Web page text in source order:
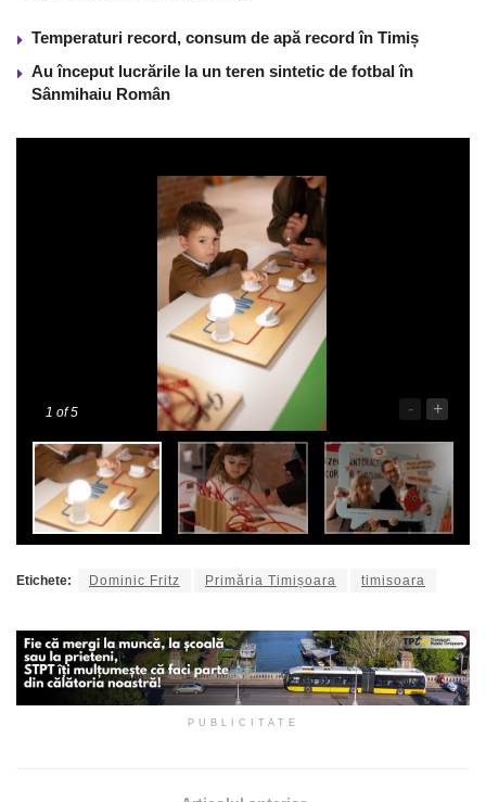
Temperaturi record, consum de apă record în Timiș
Au început lucrările la un teren sintetic de fotbal în
Sânmihaiu Român
1 of 5 - +
Etichete: Dominic Fritz Primăria Timișoara timisoara
PUBLICITATE